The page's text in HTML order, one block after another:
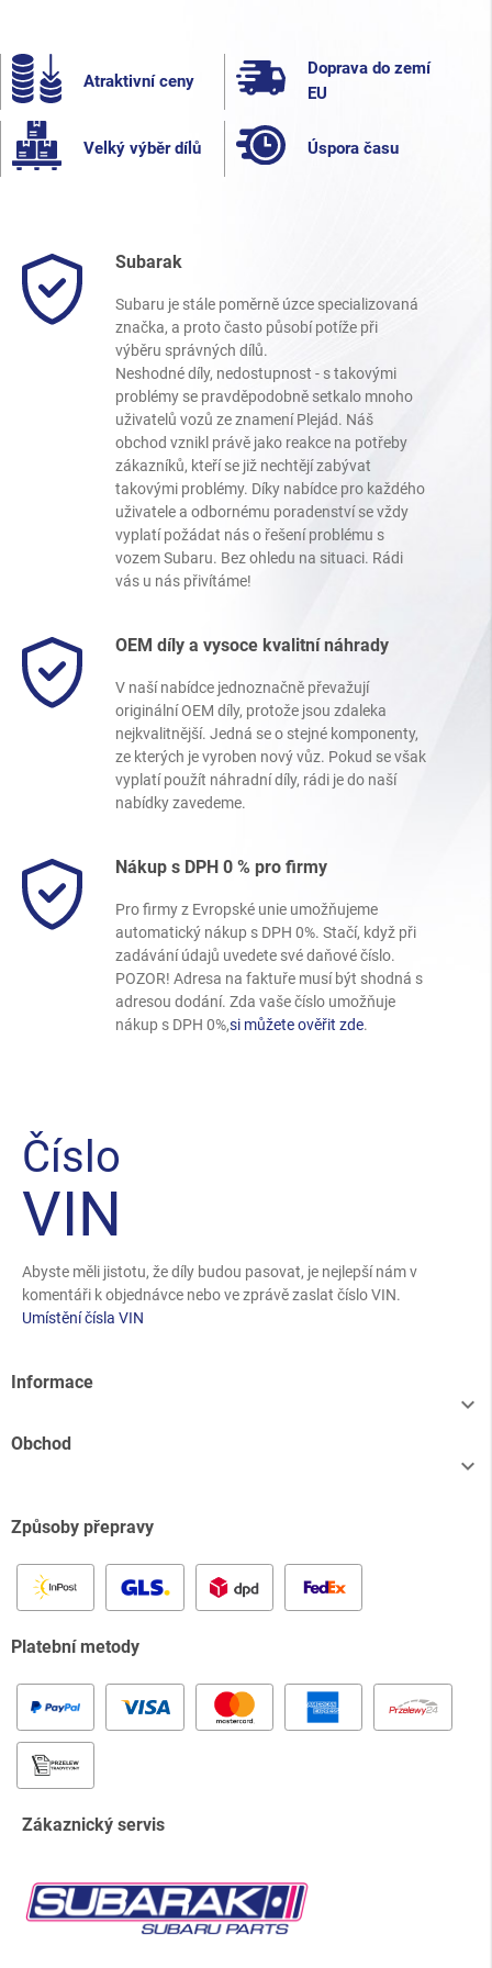
Atraktivní ceny
Doprava do zemí
EU
Velký výběr dílů Úspora času
Subarak
Subaru je stále poměrně úzce specializovaná
značka, a proto často působí potíže při
výběru správných dílů.
Neshodné díly, nedostupnost - s takovými
problémy se pravděpodobně setkalo mnoho
uživatelů vozů ze znamení Plejád. Náš
obchod vznikl právě jako reakce na potřeby
zákazníků, kteří se již nechtějí zabývat
takovými problémy. Díky nabídce pro každého
uživatele a odbornému poradenství se vždy
vyplatí požádat nás o řešení problému s
vozem Subaru. Bez ohledu na situaci. Rádi
vás u nás přivítáme!
OEM díly a vysoce kvalitní náhrady
V naší nabídce jednoznačně převažují
originální OEM díly, protože jsou zdaleka
nejkvalitnější. Jedná se o stejné komponenty,
ze kterých je vyroben nový vůz. Pokud se však
vyplatí použít náhradní díly, rádi je do naší
nabídky zavedeme.
Nákup s DPH 0 % pro firmy
Pro firmy z Evropské unie umožňujeme
automatický nákup s DPH 0%. Stačí, když při
zadávání údajů uvedete své daňové číslo.
POZOR! Adresa na faktuře musí být shodná s
adresou dodání. Zda vaše číslo umožňuje
nákup s DPH 0%,si můžete ověřit zde.
Číslo
VIN
Abyste měli jistotu, že díly budou pasovat, je nejlepší nám v
komentáři k objednávce nebo ve zprávě zaslat číslo VIN.
Umístění čísla VIN
Informace

Obchod

Způsoby přepravy
Platební metody
Zákaznický servis